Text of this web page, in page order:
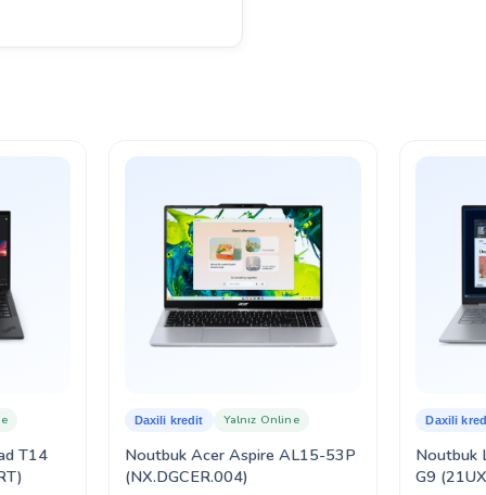
Sadə noutbuk
Xeyr
Gümüşü
Lenovo
T14
Noutbuk Acer Aspire AL15-53P
(NX.DGCER.004)
Daxili kredit Yalnız Online
Noutbuk
G9
Daxili